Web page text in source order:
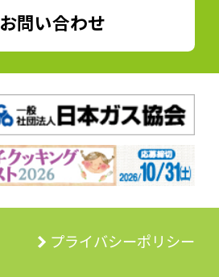
お問い合わせ
プライバシーポリシー